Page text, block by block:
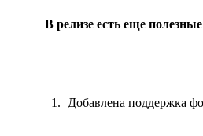
В релизе есть еще
Добавлена поддержка